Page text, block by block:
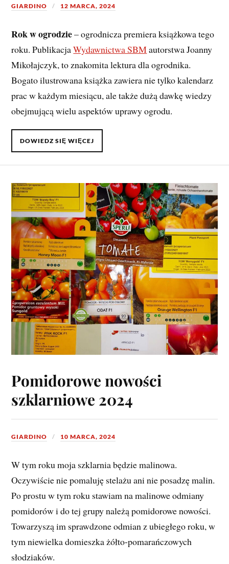
GIARDINO 12 MARCA, 2024
Rok w ogrodzie– ogrodnicza premiera książkowa tego
roku. PublikacjaWydawnictwa SBMautorstwa Joanny
Mikołajczyk, to znakomita lektura dla ogrodnika.
Bogato ilustrowana książka zawiera nie tylko kalendarz
prac w każdym miesiącu, ale także dużą dawkę wiedzy
obejmującą wielu aspektów uprawy ogrodu.
DOWIEDZ SIĘ WIĘCEJ
Pomidorowe nowości
szklarniowe 2024
GIARDINO 10 MARCA, 2024
W tym roku moja szklarnia będzie malinowa.
Oczywiście nie pomaluję stelażu ani nie posadzę malin.
Po prostu w tym roku stawiam na malinowe odmiany
pomidorów i do tej grupy należą pomidorowe nowości.
Towarzyszą im sprawdzone odmian z ubiegłego roku, w
tym niewielka domieszka żółto-pomarańczowych
słodziaków.